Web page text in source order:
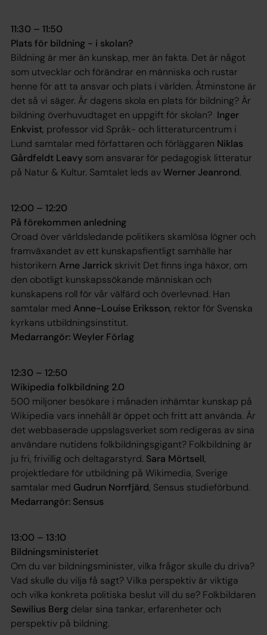
11:30 – 11:50
Plats för bildning - i skolan?
Bildning är mer än kunskap, mer än fakta. Det är något
som utvecklar och förändrar en människa och rustar
henne för att ta ansvar och plats i världen. Åtminstone är
det så vi säger. Är dagens skola en plats för bildning? Är
bildning överhuvudtaget en uppgift för skolan? Inger
Enkvist, professor vid Språk- och litteraturcentrum i
Lund samtalar med författaren och förläggaren Niklas
Gårdfeldt Leavy som ansvarar för pedagogisk litteratur
på Natur & Kultur. Samtalet leds avWerner Jeanrond.
12:00 – 12:20
På förekommen anledning
Oroad över världsledande politikers skamlösa lögner och
framväxandet av ett kunskapsfientligt samhälle har
historikern Arne Jarrick skrivit Det finns inga häxor, om
den obotligt kunskapssökande människan och
kunskapens roll för vår välfärd och överlevnad. Han
samtalar med Anne-Louise Eriksson, rektor för Svenska
kyrkans utbildningsinstitut.
Medarrangör: Weyler Förlag
12:30 – 12:50
Wikipedia folkbildning 2.0
500 miljoner besökare i månaden inhämtar kunskap på
Wikipedia vars innehåll är öppet och fritt att använda. Är
det webbaserade uppslagsverket som redigeras av sina
användare nutidens folkbildningsgigant? Folkbildning är
ju fri, frivillig och deltagarstyrd. Sara Mörtsell,
projektledare för utbildning på Wikimedia, Sverige
samtalar med Gudrun Norrfjärd, Sensus studieförbund.
Medarrangör: Sensus
13:00 – 13:10
Bildningsministeriet
Om du var bildningsminister, vilka frågor skulle du driva?
Vad skulle du vilja få sagt? Vilka perspektiv är viktiga
och vilka konkreta politiska beslut vill du se? Folkbildaren
Sewilius Berg delar sina tankar, erfarenheter och
perspektiv på bildning.